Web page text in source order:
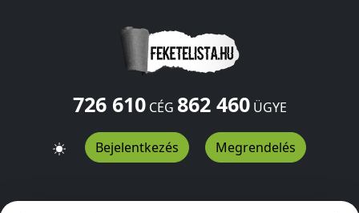
726 610CÉG 862 460ÜGYE
Bejelentkezés Megrendelés